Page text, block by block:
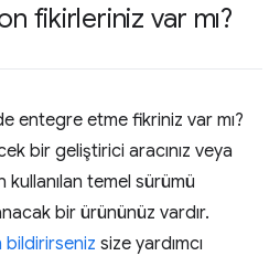
fikirleriniz var mı?
entegre etme fikriniz var mı?
bir geliştirici aracınız veya
temel sürümü
bir ürününüz vardır.
bildirirseniz size yardımcı